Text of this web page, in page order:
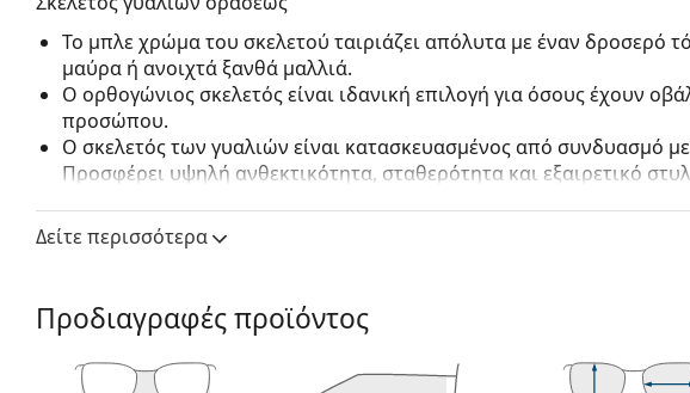
Το μπλε χρώμα του σκελετού ταιριάζει απόλυτα με έναν δροσερό
μαύρα ή ανοιχτά ξανθά μαλλιά.
Ο ορθογώνιος σκελετός είναι ιδανική επιλογή για όσους έχουν
προσώπου.
Ο σκελετός των γυαλιών είναι κατασκευασμένος από συνδυασμό
Προσφέρει υψηλή ανθεκτικότητα, σταθερότητα και εξαιρετικό
αποτελούνται από μπροστινό σκελετό και ένα ζευγάρι βραχίονες.
συμπληρώσουν το στυλ σας χάρη στον αξιοσημείωτο σχεδιασμό
τον προστατεύουν από ζημιές. Αυτός ο τύπος σκελετού είναι
συμπεριλαμβανομένων των φακών με μεγαλύτερη οπτική ισχύ.
Τα ρυθμιζόμενα επιθέματα μύτης επιτρέπουν μια μικρή αλλαγή
γυαλιών σας. Τα επιθέματα μύτης θα προσαρμοστούν στο σχήμα
Δείτε περισσότερα
Προδιαγραφές προϊόντος